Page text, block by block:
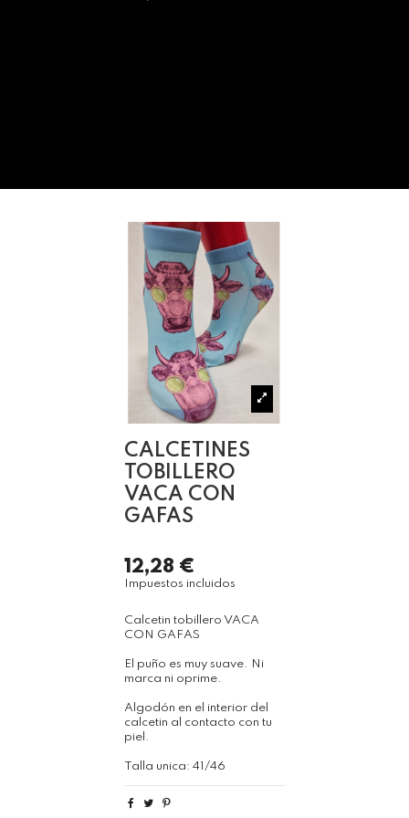
CALCETINES
TOBILLERO
VACA CON
GAFAS
12,28 €
Impuestos incluidos
Calcetin tobillero VACA
CON GAFAS
El puño es muy suave. Ni
marca ni oprime.
Algodón en el interior del
calcetin al contacto con tu
piel.
Talla unica: 41/46